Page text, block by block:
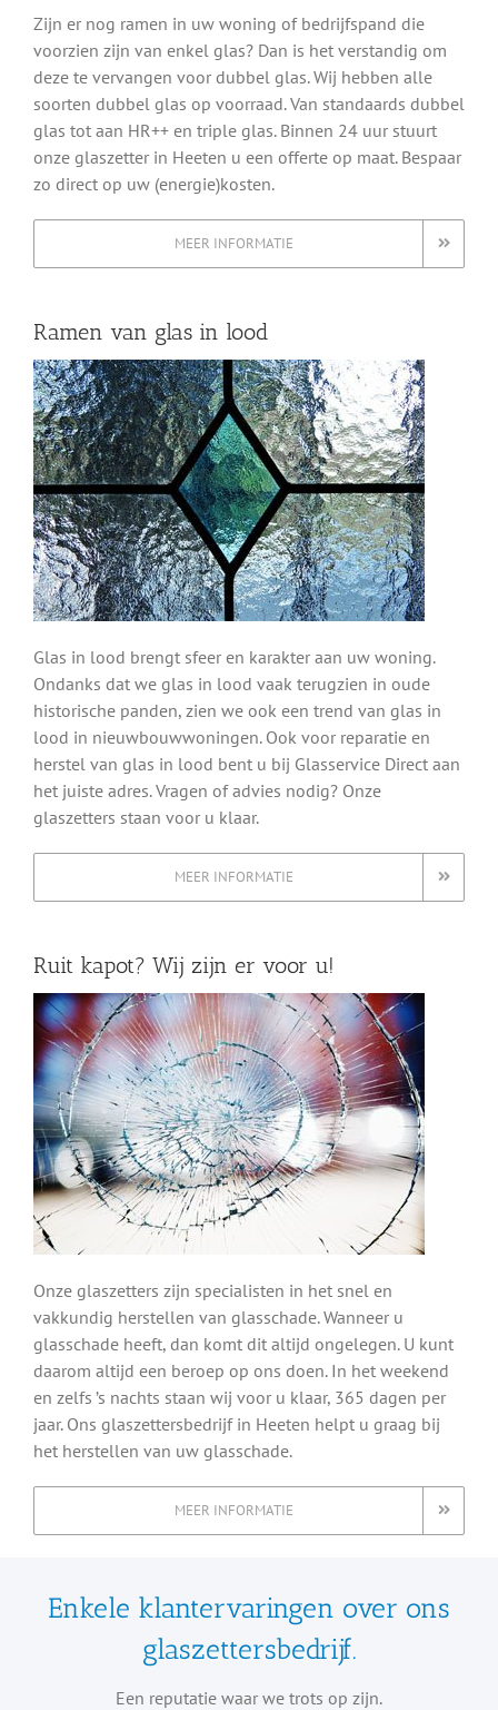
Zijn er nog ramen in uw woning of bedrijfspand die
voorzien zijn van enkel glas? Dan is het verstandig om
deze te vervangen voor dubbel glas. Wij hebben alle
soorten dubbel glas op voorraad. Van standaards dubbel
glas tot aan HR++ en triple glas. Binnen 24 uur stuurt
onze glaszetter in Heeten u een offerte op maat. Bespaar
zo direct op uw (energie)kosten.
MEER INFORMATIE
Ramen van glas in lood
Glas in lood brengt sfeer en karakter aan uw woning.
Ondanks dat we glas in lood vaak terugzien in oude
historische panden, zien we ook een trend van glas in
lood in nieuwbouwwoningen. Ook voor reparatie en
herstel van glas in lood bent u bij Glasservice Direct aan
het juiste adres. Vragen of advies nodig? Onze
glaszetters staan voor u klaar.
MEER INFORMATIE
Ruit kapot? Wij zijn er voor u!
Onze glaszetters zijn specialisten in het snel en
vakkundig herstellen van glasschade. Wanneer u
glasschade heeft, dan komt dit altijd ongelegen. U kunt
daarom altijd een beroep op ons doen. In het weekend
en zelfs ’s nachts staan wij voor u klaar, 365 dagen per
jaar. Ons glaszettersbedrijf in Heeten helpt u graag bij
het herstellen van uw glasschade.
MEER INFORMATIE
Enkele klantervaringen over ons
glaszettersbedrijf.
Een reputatie waar we trots op zijn.